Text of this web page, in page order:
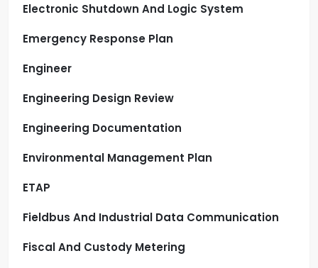
Electronic Shutdown And Logic System
Emergency Response Plan
Engineer
Engineering Design Review
Engineering Documentation
Environmental Management Plan
ETAP
Fieldbus And Industrial Data Communication
Fiscal And Custody Metering